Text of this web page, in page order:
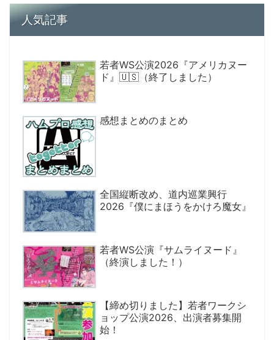
人気記事
若者WS公演2026『アメリカヌー
ド』🇺🇸（終了しました）
感想まとめのまとめ
全国縦断改め、道内巡業興行
2026『僕にまほうをかけろ魔女』
若者WS公演『サムライヌード』
（終演しました！）
【締め切りました】若者ワークシ
ョップ公演2026、出演者募集開
始！